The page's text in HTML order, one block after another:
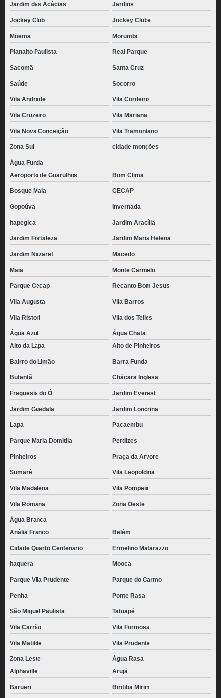
Jardim das Acácias Jardins
Jockey Club Jockey Clube
Moema Morumbi
Planalto Paulista Real Parque
Sacomã Santa Cruz
Saúde Socorro
Vila Andrade Vila Cordeiro
Vila Cruzeiro Vila Mariana
Vila Nova Conceição Vila Tramontano
Zona Sul cidade monções
Água Funda
Aeroporto de Guarulhos
Bom Clima
Bosque Maia CECAP
Gopoúva Invernada
Itapegica Jardim Aracília
Jardim Fortaleza Jardim Maria Helena
Jardim Nazaret Macedo
Maia Monte Carmelo
Parque Cecap Recanto Bom Jesus
Vila Augusta Vila Barros
Vila Ristori Vila dos Telles
Água Azul
Água Chata
Alto da Lapa
Alto de Pinheiros
Bairro do Limão Barra Funda
Butantã Chácara Inglesa
Freguesia do Ó Jardim Everest
Jardim Guedala Jardim Londrina
Lapa Pacaembu
Parque Maria Domitila Perdizes
Pinheiros Praça da Arvore
Sumaré Vila Leopoldina
Vila Madalena Vila Pompeia
Vila Romana Zona Oeste
Água Branca
Anália Franco
Belém
Cidade Quarto Centenário Ermelino Matarazzo
Itaquera Mooca
Parque Vila Prudente Parque do Carmo
Penha Ponte Rasa
São Miguel Paulista Tatuapé
Vila Carrão Vila Formosa
Vila Matilde Vila Prudente
Zona Leste
Água Rasa
Alphaville
Arujá
Barueri Biritiba Mirim